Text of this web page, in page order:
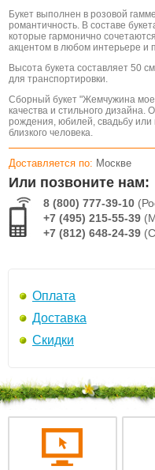
Букет выполнен в розовой
романтичность. В составе
которые гармонично
акцентом в любом интерьере и
Высота букета составляет 50
для транспортировки.
Сборный букет "Жемчужина
качества и стильного
рождения, юбилей, свадьбу или
близкого человека.
Доставляется по: Москве
Или позвоните нам:
8 (800) 777-39-10
+7 (495) 215-55-39
+7 (812) 648-24-39
Оплата
Доставка
Скидки